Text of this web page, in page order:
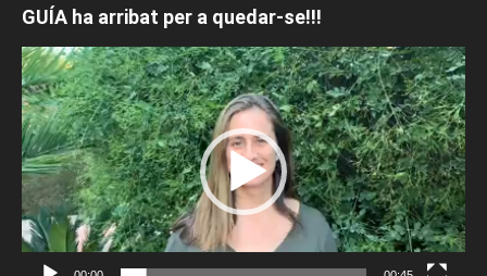
GUÍA ha arribat per a quedar-se!!!
Reproductor
de
vídeo